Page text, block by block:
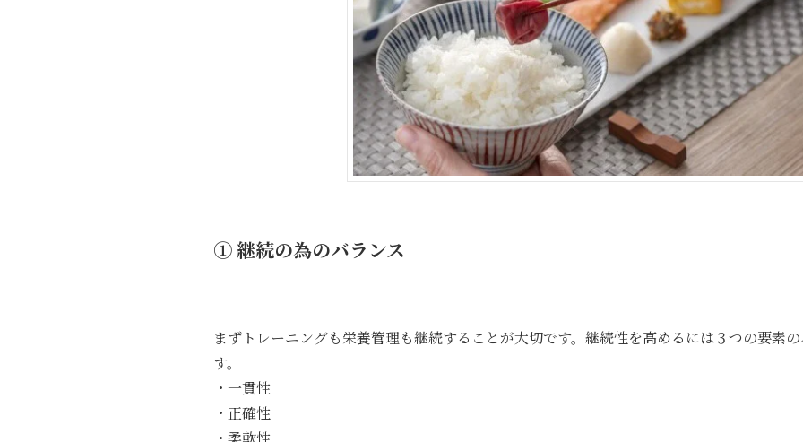
① 継続の為のバランス
まずトレーニングも栄養管理も継続することが大切です。継続性を高めるには３つの要素
す。
・一貫性
・正確性